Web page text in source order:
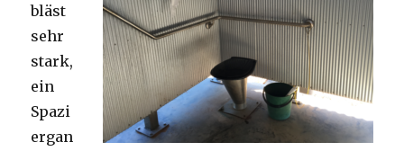
bläst
sehr
stark,
ein
Spazi
ergan